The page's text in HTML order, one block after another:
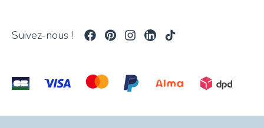
Suivez-nous !